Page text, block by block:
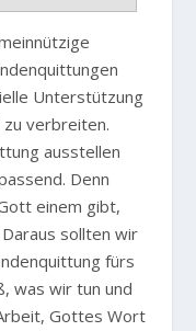
Unterstützung
verbreiten.
ausstellen
Denn
einem gibt,
sollten wir
fürs
was wir tun und
Gottes Wort